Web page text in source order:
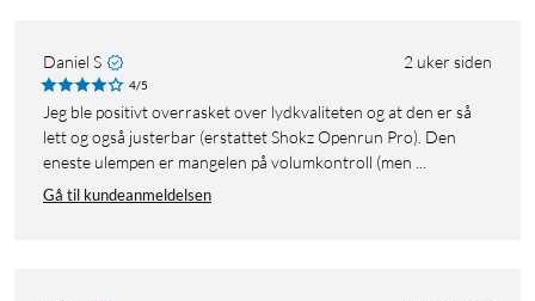
Daniel S 2 uker siden
4/5
Jeg ble positivt overrasket over lydkvaliteten og at den er så
lett og også justerbar (erstattet Shokz Openrun Pro). Den
eneste ulempen er mangelen på volumkontroll (men ...
Gå til kundeanmeldelsen